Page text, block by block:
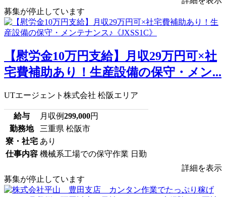
募集が停止しています
【慰労金10万円支給】月収29万円可×社
宅費補助あり！生産設備の保守・メン...
UTエージェント株式会社 松阪エリア
給与 月収例299,000円
勤務地
三重県 松阪市
寮・社宅 あり
仕事内容 機械系工場での保守作業 日勤
詳細を表示
募集が停止しています